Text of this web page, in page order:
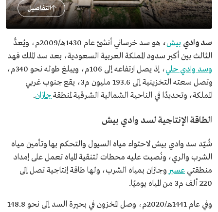
التفاصيل
سد وادي بيش،
هو سد خرساني أنشئ عام 1430هـ/2009م، ويُعدُّ
الثالث بين أكبر سدود المملكة العربية السعودية، بعد سد الملك فهد
وسد وادي حلي
، إذ يصل ارتفاعه إلى 106م، ويبلغ طوله نحو 340م،
وتصل سعته التخزينية إلى 193.6 مليون م3، يقع جنوب غربي
المملكة، وتحديدًا في الناحية الشمالية الشرقية لمنطقةجازان.
الطاقة الإنتاجية لسد وادي بيش
شُيّد سد وادي بيش لاحتواء مياه السيول والتحكم بها وتأمين مياه
الشرب والري، ونُصبت عليه محطات لتنقية المياه تعمل على إمداد
منطقتي عسير وجازان بمياه الشرب، ولها طاقة إنتاجية تصل إلى
220 ألف م3 من المياه يوميًا.
وفي عام 1441هـ/2020م، وصل المخزون في بحيرة السد إلى نحو 148.8